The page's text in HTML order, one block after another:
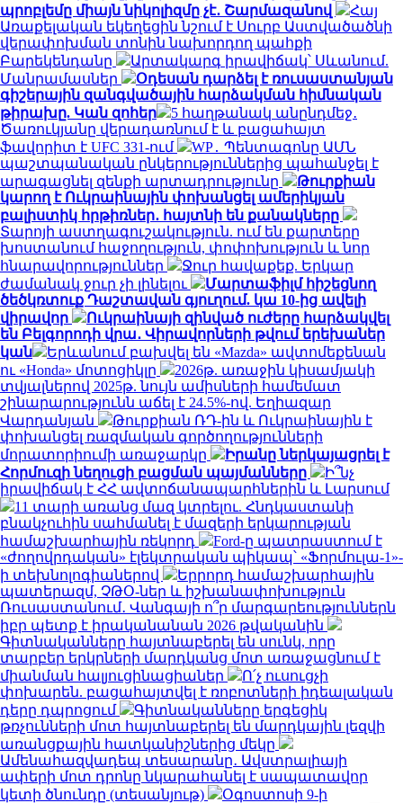
պրոբլեմը միայն նիկոլիզմը չէ․ Շարմազանով
Հայ
Առաքելական եկեղեցին նշում է Սուրբ Աստվածածնի
վերափոխման տոնին նախորդող պահքի
Բարեկենդանը
Արտակարգ իրավիճակ՝ Սևանում.
Մանրամասներ
Օդեսան դարձել է ռուսաստանյան
գիշերային զանգվածային հարձակման հիմնական
թիրախը. Կան զոհեր
5 հաղթանակ անընդմեջ․
Ծառուկյանը վերադառնում է և բացահայտ
ֆավորիտ է UFC 331-ում
WP․ Պենտագոնը ԱՄՆ
պաշտպանական ընկերություններից պահանջել է
արագացնել զենքի արտադրությունը
Թուրքիան
կարող է Ուկրաինային փոխանցել ամերիկյան
բալիստիկ հրթիռներ․ հայտնի են քանակները
Տարոյի աստղագուշակություն. ում են քարտերը
խոստանում հաջողություն, փոփոխություն և նոր
հնարավորություններ
Ջուր հավաքեք. Երկար
ժամանակ ջուր չի լինելու
Մարտաֆիլմ հիշեցնող
ծեծկռտուք Դաշտավան գյուղում. կա 10-ից ավելի
վիրավոր
Ուկրաինայի զինված ուժերը հարձակվել
են Բելգորոդի վրա․ Վիրավորների թվում երեխաներ
կան
Երևանում բախվել են «Mazda» ավտոմեքենան
ու «Honda» մոտոցիկլը
2026թ. առաջին կիսամյակի
տվյալներով 2025թ. նույն ամիսների համեմատ
շինարարությունն աճել է 24.5%-ով. Եղիազար
Վարդանյան
Թուրքիան ՌԴ-ին և Ուկրաինային է
փոխանցել ռազմական գործողությունների
մորատորիումի առաջարկը
Իրանը ներկայացրել է
Հորմուզի նեղուցի բացման պայմանները
Ի՞նչ
իրավիճակ է ՀՀ ավտոճանապարհներին և Լարսում
11 տարի առանց մազ կտրելու. Հնդկաստանի
բնակչուհին սահմանել է մազերի երկարության
համաշխարհային ռեկորդ
Ford-ը պատրաստում է
«ժողովրդական» էլեկտրական պիկապ՝ «Ֆորմուլա-1»-
ի տեխնոլոգիաներով
Երրորդ համաշխարհային
պատերազմ, ՉԹՕ-ներ և իշխանափոխություն
Ռուսաստանում․ Վանգայի ո՞ր մարգարեություններն
իբր պետք է իրականանան 2026 թվականին
Գիտնականները հայտնաբերել են սունկ, որը
տարբեր երկրների մարդկանց մոտ առաջացնում է
միանման հալյուցինացիաներ
Ո՛չ ուսուցչի
փոխարեն. բացահայտվել է ռոբոտների իդեալական
դերը դպրոցում
Գիտնականները երգեցիկ
թռչունների մոտ հայտնաբերել են մարդկային լեզվի
առանցքային հատկանիշներից մեկը
Ամենահազվադեպ տեսարանը․ Ավստրալիայի
ափերի մոտ դրոնը նկարահանել է սապատավոր
կետի ծնունդը (տեսանյութ)
Օգոստոսի 9-ի